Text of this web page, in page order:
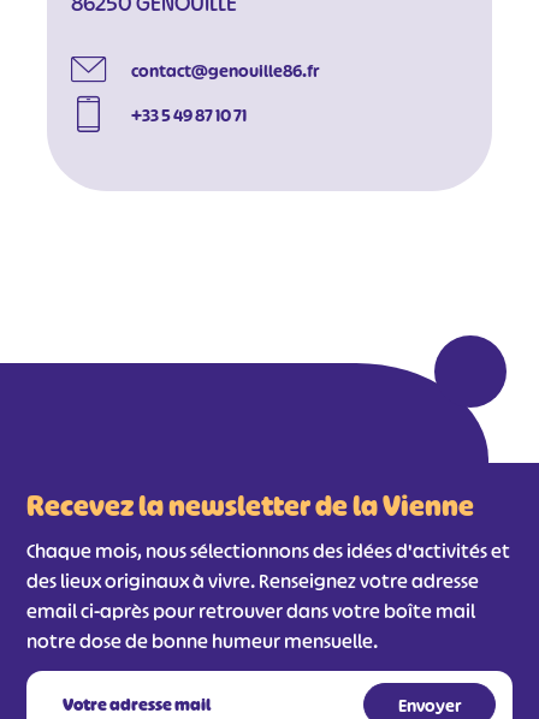
contact@genouille86.fr
+33 5 49 87 10 71
Recevez la newsletter de la Vienne
Chaque mois, nous sélectionnons des idées d'activités et
des lieux originaux à vivre. Renseignez votre adresse
email ci-après pour retrouver dans votre boîte mail
notre dose de bonne humeur mensuelle.
# # #
#
#
#